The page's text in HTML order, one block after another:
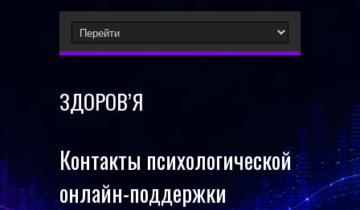
ЗДОРОВ’Я
Контакты психологической
онлайн-поддержки